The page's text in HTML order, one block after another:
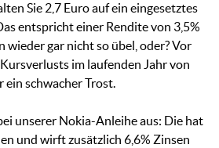
Sie 2,7 Euro auf ein eingesetztes
entspricht einer Rendite von 3,5%
wieder gar nicht so übel, oder? Vor
im laufenden Jahr von
ein schwacher Trost.
unserer Nokia-Anleihe aus: Die hat
und wirft zusätzlich 6,6% Zinsen